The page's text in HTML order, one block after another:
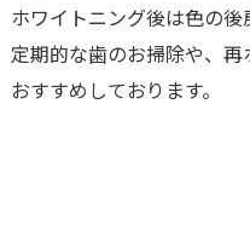
ホワイトニング後は色の後
定期的な歯のお掃除や、
おすすめしております。